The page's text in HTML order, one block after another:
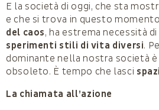
E la società di oggi, che sta
e che si trova in questo
del caos, ha estrema necessità
sperimenti stili di vita diversi.
dominante nella nostra società
obsoleto. È tempo che lasci
La chiamata all’azione